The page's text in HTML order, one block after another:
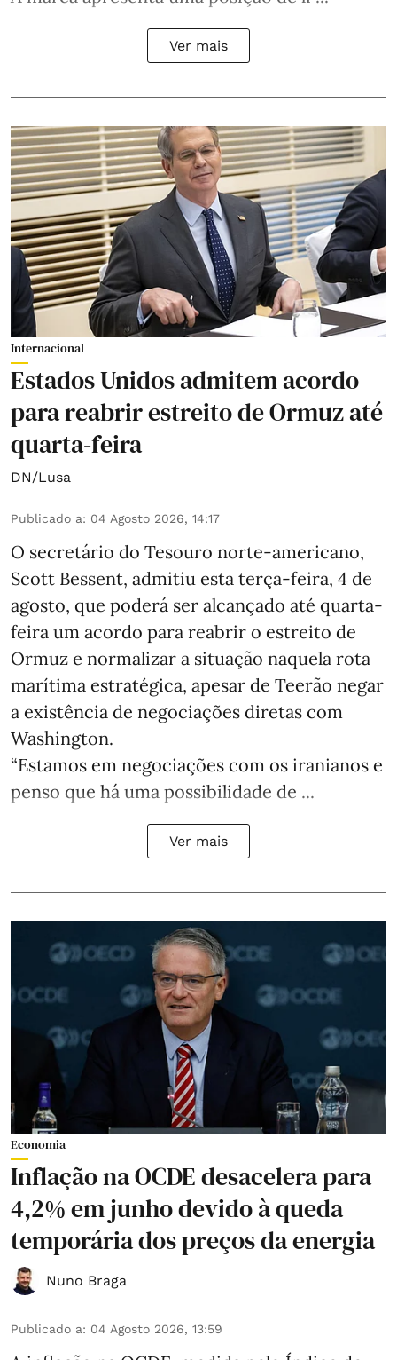
Ver mais
Internacional
Estados Unidos admitem acordo
para reabrir estreito de Ormuz até
quarta-feira
DN/Lusa
Publicado a: 04 Agosto 2026, 14:17
O secretário do Tesouro norte-americano,
Scott Bessent, admitiu esta terça-feira, 4 de
agosto, que poderá ser alcançado até quarta-
feira um acordo para reabrir o estreito de
Ormuz e normalizar a situação naquela rota
marítima estratégica, apesar de Teerão negar
a existência de negociações diretas com
Washington.
“Estamos em negociações com os iranianos e
penso que há uma possibilidade de ...
Ver mais
Economia
Inflação na OCDE desacelera para
4,2% em junho devido à queda
temporária dos preços da energia
Nuno Braga
Publicado a: 04 Agosto 2026, 13:59